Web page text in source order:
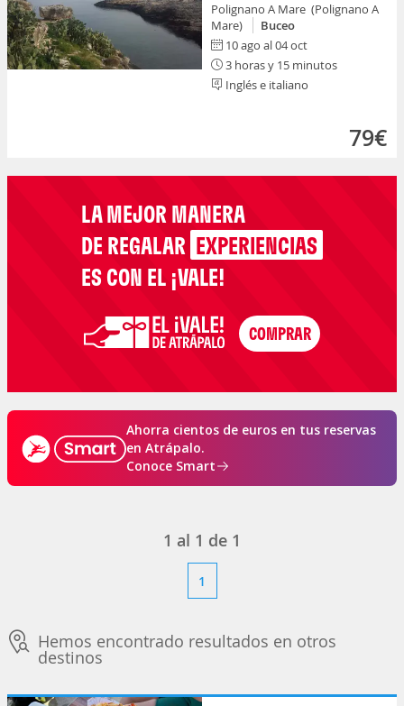
Polignano A Mare (Polignano A
Mare)
Buceo
10 ago al 04 oct
3 horas y 15 minutos
Inglés e italiano
79€
LA MEJOR MANERA
DE REGALAR EXPERIENCIAS
ES CON EL ¡VALE!
Ahorra cientos de euros en tus reservas
en Atrápalo.
Conoce Smart
1 al 1 de 1
1
Hemos encontrado resultados en otros
destinos